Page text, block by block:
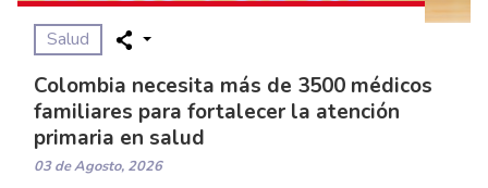
Salud
Colombia necesita más de 3500 médicos
familiares para fortalecer la atención
primaria en salud
03 de Agosto, 2026